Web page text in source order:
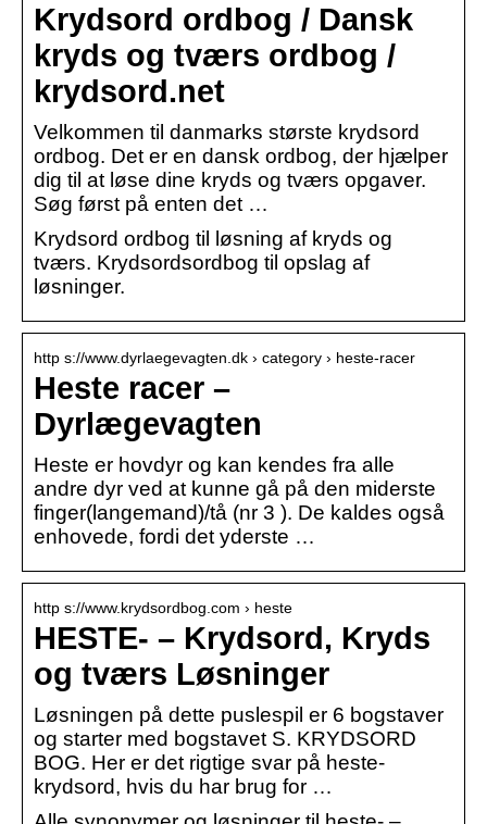
Krydsord ordbog / Dansk
kryds og tværs ordbog /
krydsord.net
Velkommen til danmarks største krydsord
ordbog. Det er en dansk ordbog, der hjælper
dig til at løse dine kryds og tværs opgaver.
Søg først på enten det …
Krydsord ordbog til løsning af kryds og
tværs. Krydsordsordbog til opslag af
løsninger.
http s://www.dyrlaegevagten.dk › category › heste-racer
Heste racer –
Dyrlægevagten
Heste er hovdyr og kan kendes fra alle
andre dyr ved at kunne gå på den miderste
finger(langemand)/tå (nr 3 ). De kaldes også
enhovede, fordi det yderste …
http s://www.krydsordbog.com › heste
HESTE- – Krydsord, Kryds
og tværs Løsninger
Løsningen på dette puslespil er 6 bogstaver
og starter med bogstavet S. KRYDSORD
BOG. Her er det rigtige svar på heste-
krydsord, hvis du har brug for …